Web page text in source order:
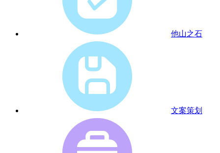
他山之石
文案策划